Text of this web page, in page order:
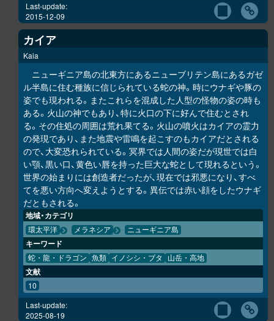
Last-update:
2015-12-09
カイア
Kaia
ニューギニア島の北東方にあるニューブリテン島にあるガゼ
ル半島に住む種族に信じられている蛇の神。時にウナギや豚の
姿でも現われる。またこれらを混成した人型の怪物の姿の時も
ある。火山の神でもあり、特に火口の下に好んで住むとされ
る。その住処の周囲は荒れ果てる。火山の噴火はカイアの霊力
の発現であり、また地震や雷鳴を起こすのもカイアだとされる
ので、大変恐れられている。冥界では人間の姿だが現世では白
い顎、黒い口、黄色い唇を持った巨大な蛇として現れるという。
世界の始まりには創造者だったが、現在では邪悪になり、すべ
てを悪い方向へ変えようとする。異伝では赤い顔をしたウナギ
だともされる。
地域・カテゴリ
環太平洋 メラネシア ニューギニア島
キーワード
蛇・龍・ドラゴン 魚類 イノシシ・ブタ 山岳・高地
文献
10
Last-update:
2025-08-19